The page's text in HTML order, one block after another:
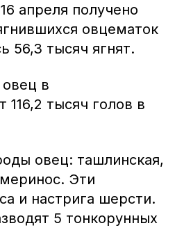
апреля получено
овцематок
56,3 тысяч ягнят.
в
116,2 тысяч голов в
овец: ташлинская,
Эти
и настрига шерсти.
5 тонкорунных